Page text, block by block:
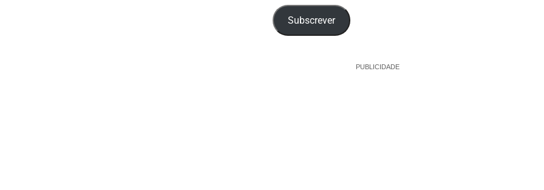
Subscrever
PUBLICIDADE